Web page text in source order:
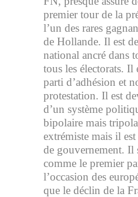
premier tour de la
l’un des rares
de Hollande. Il est
national ancré dans
tous les électorats. Il
parti d’adhésion et
protestation. Il est
d’un système
bipolaire mais
extrémiste mais il
de gouvernement. Il
comme le premier
l’occasion des
que le déclin de la